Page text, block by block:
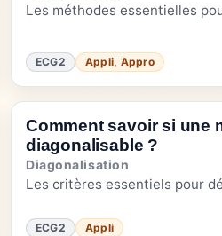
Les méthodes essentielles
ECG2 Appli, Appro
Comment savoir si une
diagonalisable ?
Diagonalisation
Les critères essentiels pour
ECG2 Appli